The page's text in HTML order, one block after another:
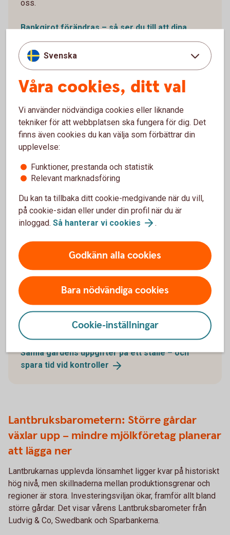
oss.
Bankgirot förändras – så ser du till att dina
betalningarfungerar
Samla gårdens uppgifter på
ett ställe – och spara tid vid
kontroller
Det är krångligt att vara lantbrukare i Sverige.
Regelverken är omfattande och kontrollerna många. I
ett försök att minska böndernas administrativa
börda har Agronod tagit fram en lösning som ska
förenkla hanteringen av alla uppgifter som
efterfrågas vid olika kontroller.
Samla gårdens uppgifter på ett ställe – och
spara tid vid kontroller
Lantbruksbarometern: Större gårdar
växlar upp – mindre mjölkföretag planerar
att lägga ner
Lantbrukarnas upplevda lönsamhet ligger kvar på historiskt
hög nivå, men skillnaderna mellan produktionsgrenar och
regioner är stora. Investeringsviljan ökar, framför allt bland
större gårdar. Det visar vårens Lantbruksbarometer från
Ludvig & Co, Swedbank och Sparbankerna.
Svenska
Våra cookies, ditt val
Vi använder nödvändiga cookies eller liknande
tekniker för att webbplatsen ska fungera för dig. Det
finns även cookies du kan välja som förbättrar din
upplevelse:
Funktioner, prestanda och statistik
Relevant marknadsföring
Du kan ta tillbaka ditt cookie-medgivande när du vill,
på cookie-sidan eller under din profil när du är
inloggad. Så hanterar vi cookies .
Godkänn alla cookies
Bara nödvändiga cookies
Cookie-inställningar